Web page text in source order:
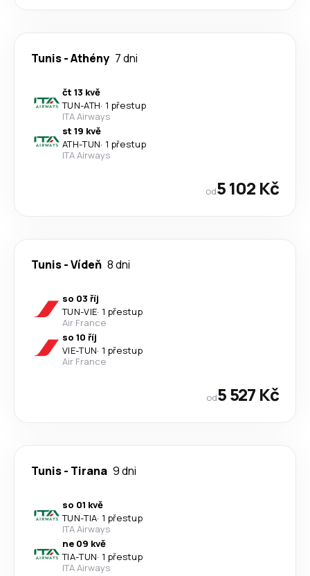
Tunis-Athény 7 dni
čt 13 kvě
TUN-ATH· 1 přestup
ITA Airways
st 19 kvě
ATH-TUN· 1 přestup
ITA Airways
od5 102 Kč
Tunis-Vídeň 8 dni
so 03 říj
TUN-VIE· 1 přestup
Air France
so 10 říj
VIE-TUN· 1 přestup
Air France
od5 527 Kč
Tunis- Tirana 9 dni
so 01 kvě
TUN-TIA· 1 přestup
ITA Airways
ne 09 kvě
TIA-TUN· 1 přestup
ITA Airways